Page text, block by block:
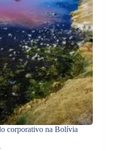
corporativo na Bolívia